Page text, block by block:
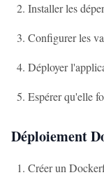
Installer les
Configurer les
Déployer
Espérer qu'elle
Déploiement
Créer un